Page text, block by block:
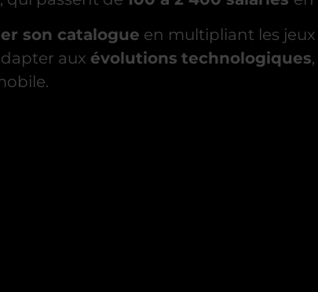
son catalogue en multipliant les
aux évolutions technologiques